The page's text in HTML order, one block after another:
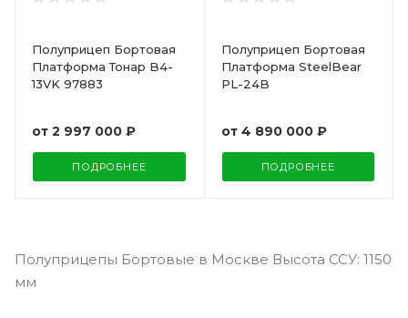
Полуприцеп Бортовая
Платформа Тонар B4-
13VK 97883
от 2 997 000 ₽
ПОДРОБНЕЕ
Полуприцеп Бортовая
Платформа SteelBear
PL-24B
от 4 890 000 ₽
ПОДРОБНЕЕ
Полуприцепы Бортовые в Москве Высота ССУ: 1150
мм